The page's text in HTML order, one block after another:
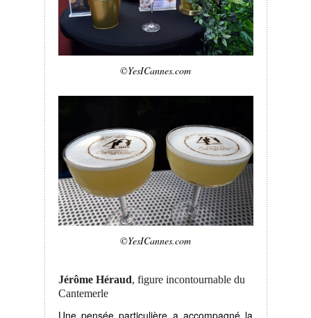
©YesICannes.com
©YesICannes.com
Jérôme Héraud, figure incontournable du
Cantemerle
Une pensée particulière a accompagné la